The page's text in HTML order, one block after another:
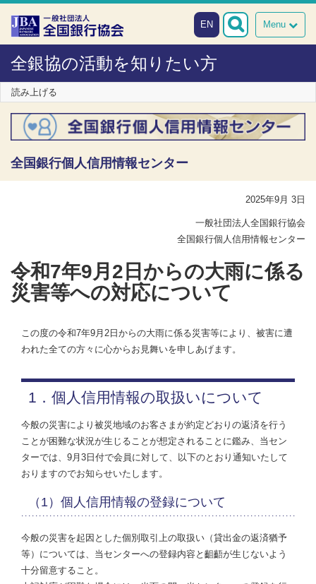
本文へスキップ
障がい者向け相談窓口
Menu
EN
全銀協の活動を知りたい方
読み上げる
全国銀行個人信用情報センター
2025年9月 3日
一般社団法人全国銀行協会
全国銀行個人信用情報センター
令和7年9月2日からの大雨に係る
災害等への対応について
この度の令和7年9月2日からの大雨に係る災害等により、被害に遭
われた全ての方々に心からお見舞いを申しあげます。
1．個人信用情報の取扱いについて
今般の災害により被災地域のお客さまが約定どおりの返済を行う
ことが困難な状況が生じることが想定されることに鑑み、当セン
ターでは、9月3日付で会員に対して、以下のとおり通知いたして
おりますのでお知らせいたします。
（1）個人信用情報の登録について
今般の災害を起因とした個別取引上の取扱い（貸出金の返済猶予
等）については、当センターへの登録内容と齟齬が生じないよう
十分留意すること。